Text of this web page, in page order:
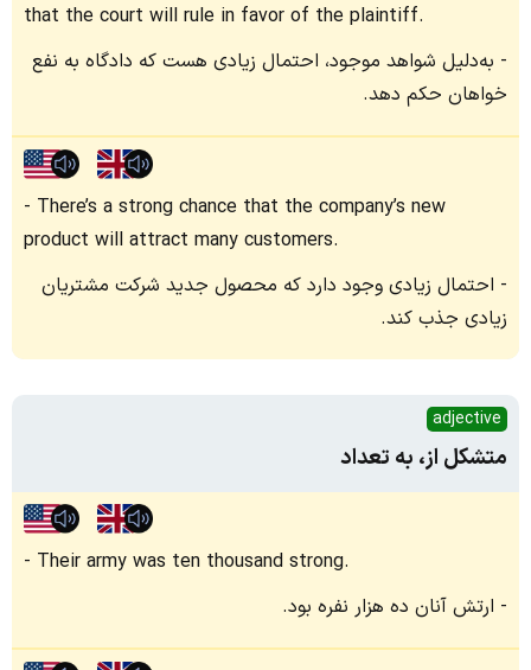
that the court will rule in favor of the plaintiff.
به‌دلیل شواهد موجود، احتمال زیادی هست که دادگاه به نفع
خواهان حکم دهد.
There’s a strong chance that the company’s new
product will attract many customers.
احتمال زیادی وجود دارد که محصول جدید شرکت مشتریان
زیادی جذب کند.
adjective
متشکل از، به تعداد
Their army was ten thousand strong.
ارتش آنان ده هزار نفره بود.